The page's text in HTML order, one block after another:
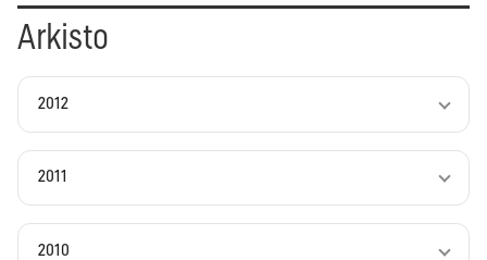
Arkisto
2012
2011
2010